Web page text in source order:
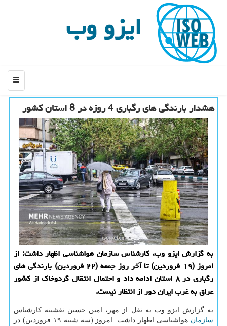
ایزو وب
منو
هشدار بارندگی های رگباری 4 روزه در 8 استان کشور
به گزارش ایزو وب، کارشناس سازمان هواشناسی اظهار داشت: از
امروز (۱۹ فروردین) تا آخر روز جمعه (۲۲ فروردین) بارندگی های
رگباری در ۸ استان ادامه داد و احتمال انتقال گردوخاک از کشور
عراق به غرب ایران دور از انتظار نیست.
به گزارش ایزو وب به نقل از مهر، امین حسین نقشینه کارشناس
سازمان
هواشناسی اظهار داشت: امروز (سه شنبه ۱۹ فروردین) در